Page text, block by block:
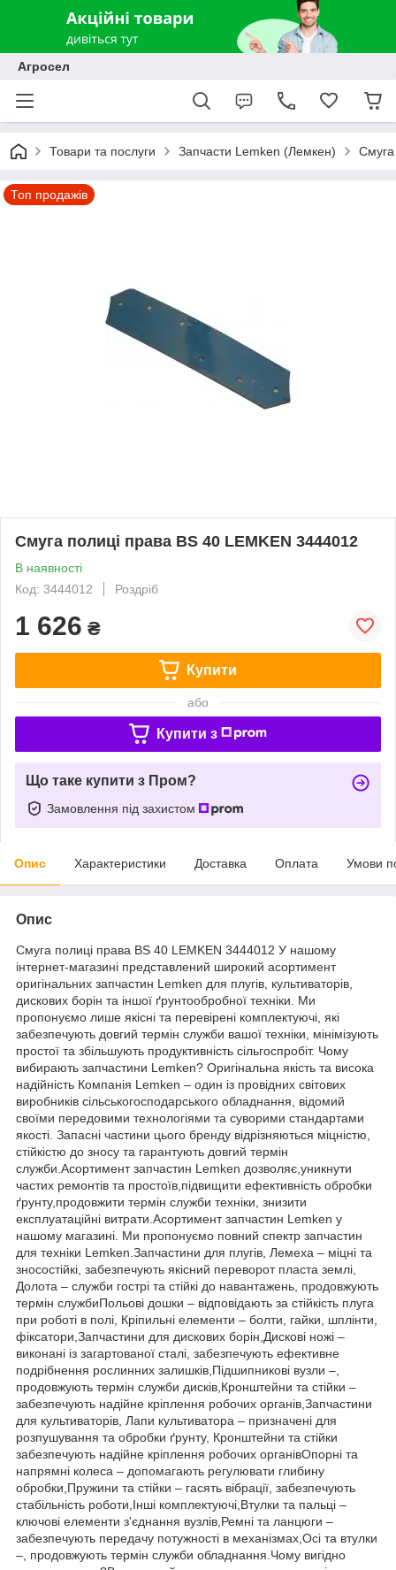
Агросел
Товари та послуги Запчасти Lemken (Лемкен) Смуга
Топ продажів
Смуга полиці права BS 40 LEMKEN 3444012
В наявності
Код: 3444012
Роздріб
1 626 ₴
Купити
або
Купити з
Що таке купити з Пром?
Замовлення під захистом
Опис Характеристики Доставка Оплата Умови
Опис
Смуга полиці права BS 40 LEMKEN 3444012 У нашому
інтернет-магазині представлений широкий асортимент
оригінальних запчастин Lemken для плугів, культиваторів,
дискових борін та іншої ґрунтообробної техніки. Ми
пропонуємо лише якісні та перевірені комплектуючі, які
забезпечують довгий термін служби вашої техніки, мінімізують
простої та збільшують продуктивність сільгоспробіт. Чому
вибирають запчастини Lemken? Оригінальна якість та висока
надійність Компанія Lemken – один із провідних світових
виробників сільськогосподарського обладнання, відомий
своїми передовими технологіями та суворими стандартами
якості. Запасні частини цього бренду відрізняються міцністю,
стійкістю до зносу та гарантують довгий термін
служби.Асортимент запчастин Lemken дозволяє,уникнути
частих ремонтів та простоїв,підвищити ефективність обробки
ґрунту,продовжити термін служби техніки, знизити
експлуатаційні витрати.Асортимент запчастин Lemken у
нашому магазині. Ми пропонуємо повний спектр запчастин
для техніки Lemken.Запчастини для плугів, Лемеха – міцні та
зносостійкі, забезпечують якісний переворот пласта землі,
Долота – служби гострі та стійкі до навантажень, продовжують
термін службиПольові дошки – відповідають за стійкість плуга
при роботі в полі, Кріпильні елементи – болти, гайки, шплінти,
фіксатори,Запчастини для дискових борін,Дискові ножі –
виконані із загартованої сталі, забезпечують ефективне
подрібнення рослинних залишків,Підшипникові вузли –,
продовжують термін служби дисків,Кронштейни та стійки –
забезпечують надійне кріплення робочих органів,Запчастини
для культиваторів, Лапи культиватора – призначені для
розпушування та обробки ґрунту, Кронштейни та стійки
забезпечують надійне кріплення робочих органівОпорні та
напрямні колеса – допомагають регулювати глибину
обробки,Пружини та стійки – гасять вібрації, забезпечують
стабільність роботи,Інші комплектуючі,Втулки та пальці –
ключові елементи з'єднання вузлів,Ремні та ланцюги –
забезпечують передачу потужності в механізмах,Осі та втулки
–, продовжують термін служби обладнання.Чому вигідно